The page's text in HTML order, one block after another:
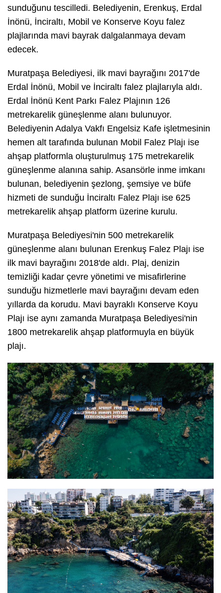
sunduğunu tescilledi. Belediyenin, Erenkuş, Erdal
İnönü, İnciraltı, Mobil ve Konserve Koyu falez
plajlarında mavi bayrak dalgalanmaya devam
edecek.
Muratpaşa Belediyesi, ilk mavi bayrağını 2017'de
Erdal İnönü, Mobil ve İnciraltı falez plajlarıyla aldı.
Erdal İnönü Kent Parkı Falez Plajının 126
metrekarelik güneşlenme alanı bulunuyor.
Belediyenin Adalya Vakfı Engelsiz Kafe işletmesinin
hemen alt tarafında bulunan Mobil Falez Plajı ise
ahşap platformla oluşturulmuş 175 metrekarelik
güneşlenme alanına sahip. Asansörle inme imkanı
bulunan, belediyenin şezlong, şemsiye ve büfe
hizmeti de sunduğu İnciraltı Falez Plajı ise 625
metrekarelik ahşap platform üzerine kurulu.
Muratpaşa Belediyesi'nin 500 metrekarelik
güneşlenme alanı bulunan Erenkuş Falez Plajı ise
ilk mavi bayrağını 2018'de aldı. Plaj, denizin
temizliği kadar çevre yönetimi ve misafirlerine
sunduğu hizmetlerle mavi bayrağını devam eden
yıllarda da korudu. Mavi bayraklı Konserve Koyu
Plajı ise aynı zamanda Muratpaşa Belediyesi'nin
1800 metrekarelik ahşap platformuyla en büyük
plajı.